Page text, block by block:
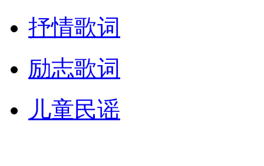
抒情歌词
励志歌词
儿童民谣